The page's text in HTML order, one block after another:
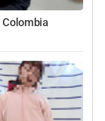
Colombia